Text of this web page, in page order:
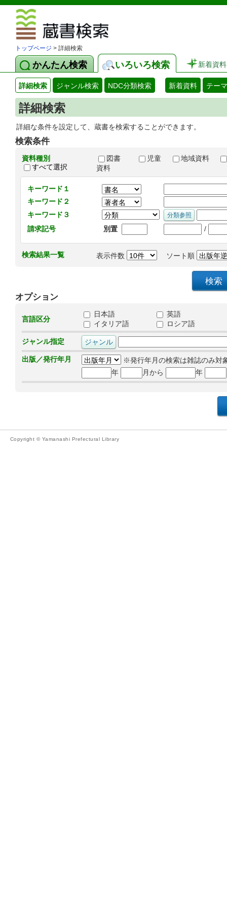
トップページ > 詳細検索
かんたん検索 いろいろ検索 新着資料
詳細検索 ジャンル検索 NDC分類検索 新着資料 テー
詳細検索
詳細な条件を設定して、蔵書を検索することができます。
検索条件
資料種別
すべて選択
図書 児童
地域資料
資料
キーワード１
キーワード２
キーワード３
請求記号
別置 /
検索結果一覧 表示件数 ソート順
オプション
言語区分
日本語
英語
イタリア語
ロシア語
ジャンル指定
出版／発行年月
※発行年月の検索は雑誌のみ対
年
月から 年
Copyright © Yamanashi Prefectural Library